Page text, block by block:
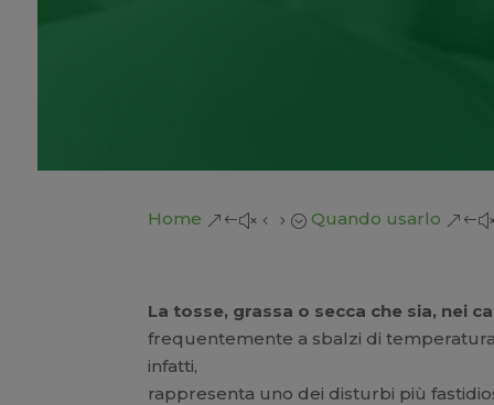
Home &#x45; Quando usarlo
La tosse, grassa o secca che sia, nei
frequentemente a sbalzi di
infatti,
rappresenta uno dei disturbi più